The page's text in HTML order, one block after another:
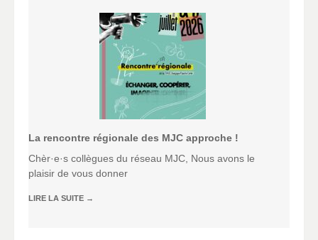
La rencontre régionale des MJC approche !
Chèr·e·s collègues du réseau MJC, Nous avons le
plaisir de vous donner
LIRE LA SUITE →